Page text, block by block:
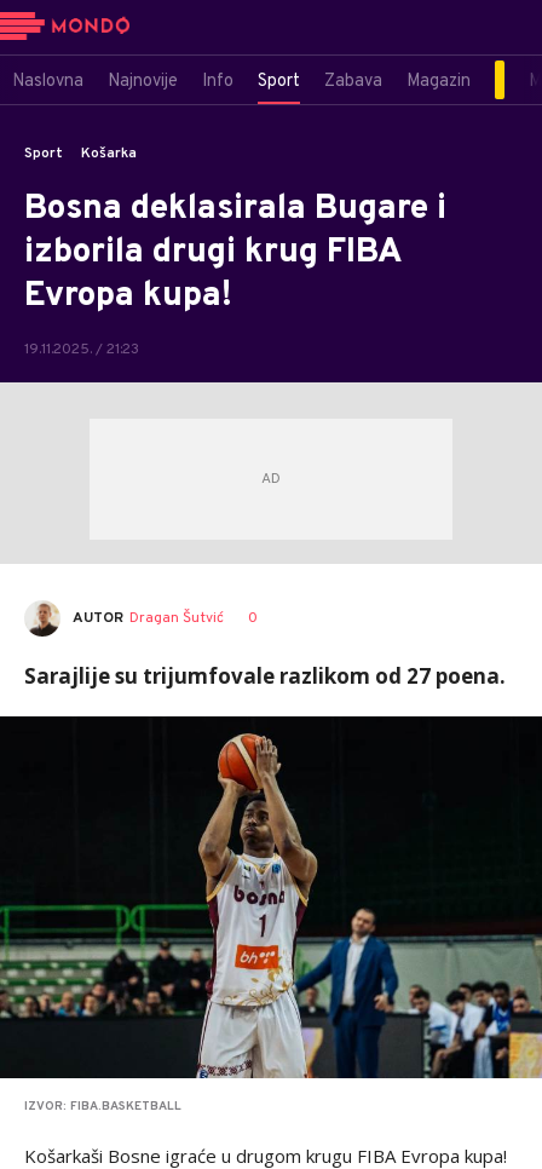
Naslovna Najnovije Info Sport Zabava Magazin
Sport Košarka
Bosna deklasirala Bugare i
izborila drugi krug FIBA
Evropa kupa!
19.11.2025. / 21:23
AUTOR Dragan Šutvić 0
Sarajlije su trijumfovale razlikom od 27 poena.
IZVOR: FIBA.BASKETBALL
Košarkaši Bosne igraće u drugom krugu FIBA Evropa kupa!